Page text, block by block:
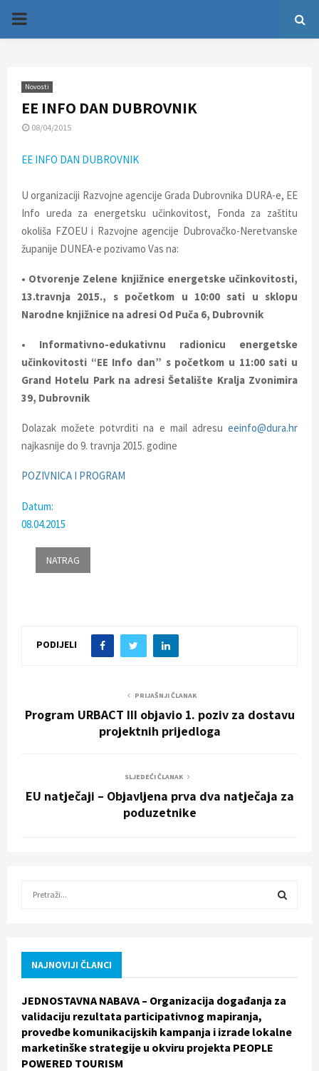
P
M
M
N
U
Novosti
EE INFO DAN DUBROVNIK
08/04/2015
EE INFO DAN DUBROVNIK
U organizaciji Razvojne agencije Grada Dubrovnika DURA-e, EE
Info ureda za energetsku učinkovitost, Fonda za zaštitu
okoliša FZOEU i Razvojne agencije Dubrovačko-Neretvanske
županije DUNEA-e pozivamo Vas na:
• Otvorenje Zelene knjižnice energetske učinkovitosti,
13.travnja 2015., s početkom u 10:00 sati u sklopu
Narodne knjižnice na adresi Od Puča 6, Dubrovnik
• Informativno-edukativnu radionicu energetske
učinkovitosti “EE Info dan” s početkom u 11:00 sati u
Grand Hotelu Park na adresi Šetalište Kralja Zvonimira
39, Dubrovnik
Dolazak možete potvrditi na e mail adresu eeinfo@dura.hr
najkasnije do 9. travnja 2015. godine
POZIVNICA I PROGRAM
Datum:
08.04.2015
PODIJELI
PRIJAŠNJI ČLANAK
Program URBACT III objavio 1. poziv za dostavu
projektnih prijedloga
SLJEDEĆI ČLANAK
EU natječaji – Objavljena prva dva natječaja za
poduzetnike
f
r
:
R
C
NAJNOVIJI ČLANCI
JEDNOSTAVNA NABAVA – Organizacija događanja za
validaciju rezultata participativnog mapiranja,
provedbe komunikacijskih kampanja i izrade lokalne
marketinške strategije u okviru projekta PEOPLE
POWERED TOURISM